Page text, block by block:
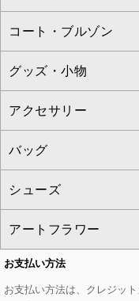
eur3
カーディガン
アンサンブルセット
ベスト・ジレ
パーカー
タンクトップ・キ
スウェット・ジャー
その他のトップス
チュニック
ジャンパースカート
その他のワンピー
クロップド・半端
ガウチョ・ワイドパ
ハーフ・ショート
サロペット・オー
その他のパンツ
ロング・マキシ丈
ひざ丈スカート
ミモレ丈スカート
ショート・ミニ丈
その他のスカート
すべてのジャケッ
テーラードジャケッ
ノーカラージャケッ
セットアップ
セットアップジャケ
セットアップパンツ
セットアップスカー
コート・ブルゾン
すべてのコート・
トレンチコート
ピーコート
ダッフルコート
チェスターコート
モッズコート
グッズ・小物
すべてのグッズ・小
マスク
ストール・マフラ
ベルト・サスペンダ
帽子
アクセサリー
すべてのアクセサリ
ネックレス
ピアス・イヤリング
ブレスレット・バン
バッグ
すべてのバッグ
トートバッグ
ショルダーバッグ
シューズ
すべてのシューズ
パンプス
アートフラワー
すべてのアートフラ
お支払い方法
お支払い方法は、クレジッ